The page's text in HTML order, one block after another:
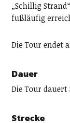
„Schillig
fußläufig
Die Tour endet
Dauer
Die Tour dauert
Strecke